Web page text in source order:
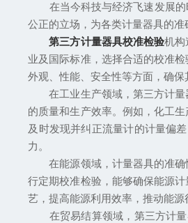
在当今科技与经济飞速发展的
公正的立场，为各类计量器具的准
第三方计量器具校准检验机构
业及国际标准，选择合适的校准
外观、性能、安全性等方面，确
在工业生产领域，第三方计量
的质量和生产效率。例如，化工
及时发现并纠正流量计的计量偏
力。
在能源领域，计量器具的准确性
行定期校准检验，能够确保能源
艺，提高能源利用效率，推动能源
在贸易结算领域，第三方计量